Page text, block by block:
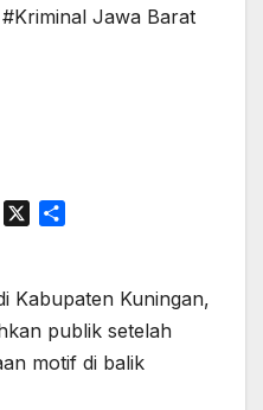
#Kriminal Jawa Barat
r
e
Kabupaten Kuningan,
publik setelah
motif di balik